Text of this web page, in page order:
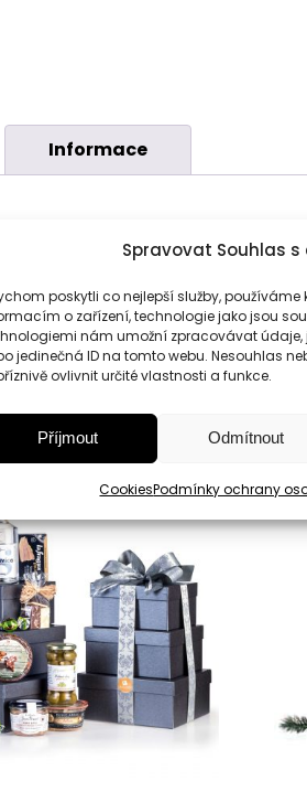
Spravovat Souhlas s
poskytli co nejlepší služby,
o zařízení, technologie jako jsou
nám umožní zpracovávat
jedinečná ID na tomto webu. Nesouhlas
ovlivnit určité vlastnosti a funkce.
Příjmout Odmítnout
CookiesPodmínky ochrany
Informace
nugátem v různých variantách
Podobné